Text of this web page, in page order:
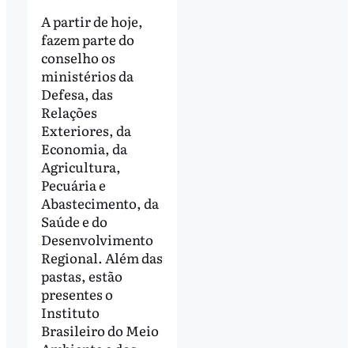
A partir de hoje,
fazem parte do
conselho os
ministérios da
Defesa, das
Relações
Exteriores, da
Economia, da
Agricultura,
Pecuária e
Abastecimento, da
Saúde e do
Desenvolvimento
Regional. Além das
pastas, estão
presentes o
Instituto
Brasileiro do Meio